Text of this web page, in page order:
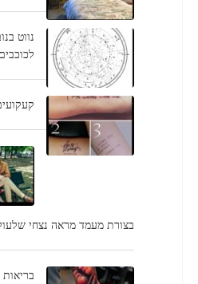
נווט
לכוכבים
בצורת מעמד מראה נצחי